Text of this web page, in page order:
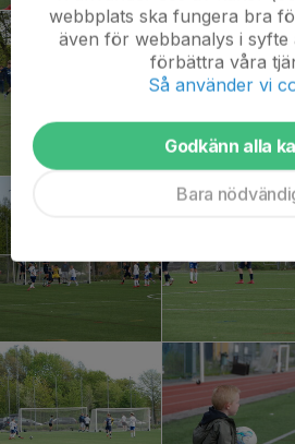
webbplats ska fungera bra
även för webbanalys i syfte
förbättra våra
Så använder vi
Godkänn alla
Bara